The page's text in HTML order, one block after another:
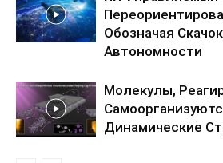
Обозначая
Автономности
Молекулы,
Динамические